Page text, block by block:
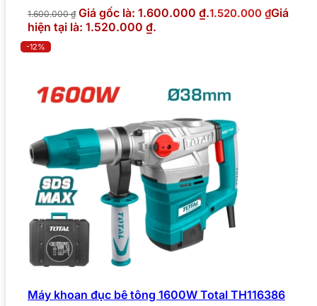
1.600.000₫ Giá gốc là: 1.600.000 ₫.1.520.000 ₫Giá
hiện tại là: 1.520.000 ₫.
-12%
Máy khoan đục bê tông 1600W Total TH116386